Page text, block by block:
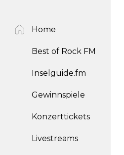
Home
Best of Rock FM
Inselguide.fm
Gewinnspiele
Konzerttickets
Livestreams